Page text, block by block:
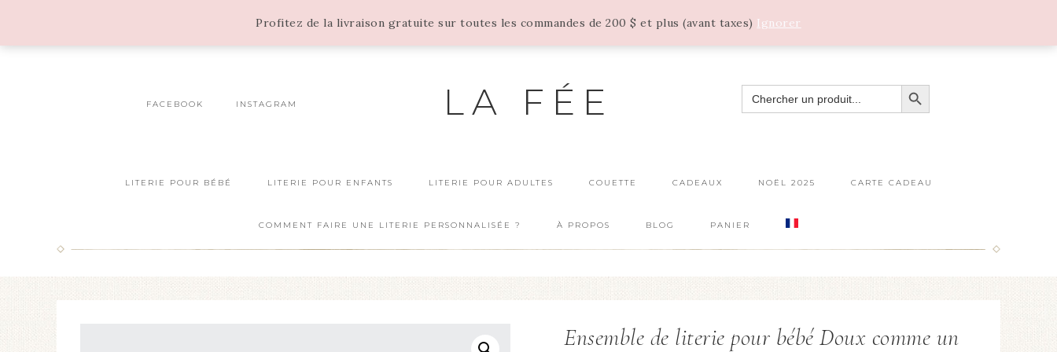
Profitez de la livraison gratuite sur toutes les commandes de 200 $ et plus (avant taxes) Ignorer
FACEBOOK INSTAGRAM
SEARCH
FOR:
SEARCH BUTTON
LA FÉE
LITERIE POUR BÉBÉ LITERIE POUR ENFANTS LITERIE POUR ADULTES COUETTE CADEAUX NOËL 2025 CARTE CADEAU
COMMENT FAIRE UNE LITERIE PERSONNALISÉE ? À PROPOS BLOG PANIER
Ensemble de literie pour bébé Doux comme un